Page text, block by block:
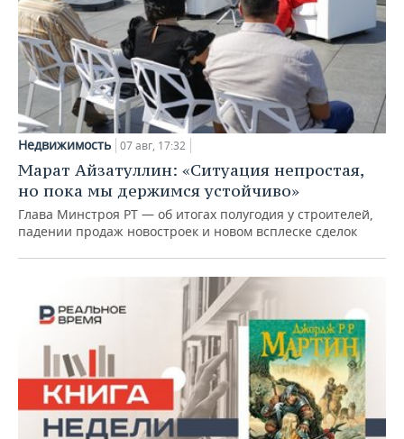
Недвижимость 07 авг, 17:32
Марат Айзатуллин: «Ситуация непростая,
но пока мы держимся устойчиво»
Глава Минстроя РТ — об итогах полугодия у строителей,
падении продаж новостроек и новом всплеске сделок